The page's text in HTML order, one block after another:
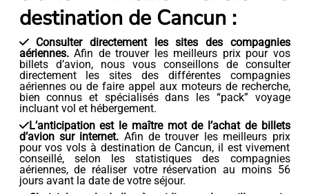
destination de Cancun :
Consulter directement les sites des compagnies
aériennes.Afin de trouver les meilleurs prix pour vos
billets d’avion, nous vous conseillons de consulter
directement les sites des différentes compagnies
aériennes ou de faire appel aux moteurs de recherche,
bien connus et spécialisés dans les “pack” voyage
incluant vol et hébergement.
L’anticipation est le maître mot de l’achat de billets
d’avion sur internet. Afin de trouver les meilleurs prix
pour vos vols à destination de Cancun, il est vivement
conseillé, selon les statistiques des compagnies
aériennes, de réaliser votre réservation au moins 56
jours avant la date de votre séjour.